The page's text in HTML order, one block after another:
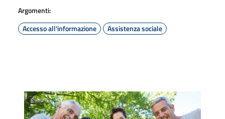
Argomenti:
Accesso all'informazione
Assistenza sociale